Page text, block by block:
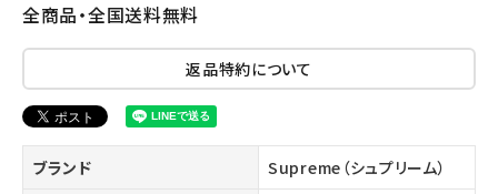
全商品・全国送料無料
返品特約について
ブランド
Supreme（シュプリーム）